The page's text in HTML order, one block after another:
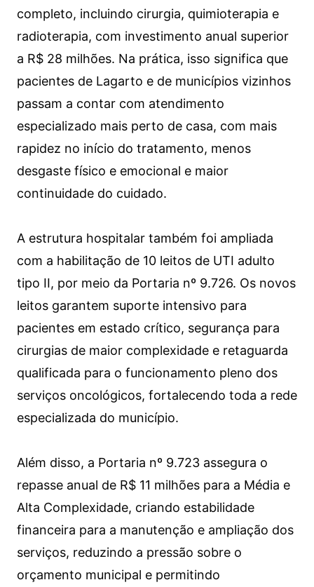
completo, incluindo cirurgia, quimioterapia e
radioterapia, com investimento anual superior
a R$ 28 milhões. Na prática, isso significa que
pacientes de Lagarto e de municípios vizinhos
passam a contar com atendimento
especializado mais perto de casa, com mais
rapidez no início do tratamento, menos
desgaste físico e emocional e maior
continuidade do cuidado.
A estrutura hospitalar também foi ampliada
com a habilitação de 10 leitos de UTI adulto
tipo II, por meio da Portaria nº 9.726. Os novos
leitos garantem suporte intensivo para
pacientes em estado crítico, segurança para
cirurgias de maior complexidade e retaguarda
qualificada para o funcionamento pleno dos
serviços oncológicos, fortalecendo toda a rede
especializada do município.
Além disso, a Portaria nº 9.723 assegura o
repasse anual de R$ 11 milhões para a Média e
Alta Complexidade, criando estabilidade
financeira para a manutenção e ampliação dos
serviços, reduzindo a pressão sobre o
orçamento municipal e permitindo